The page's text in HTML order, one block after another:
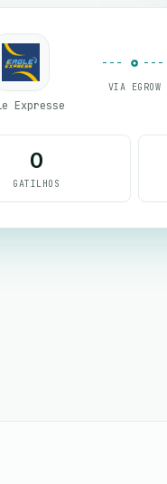
Expresse
VIA EGROW
0
GATILHOS